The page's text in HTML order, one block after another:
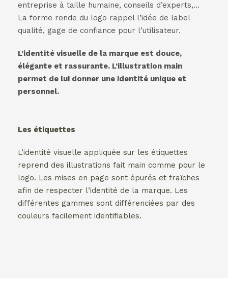
entreprise à taille humaine, conseils d’experts,…
La forme ronde du logo rappel l’idée de label
qualité, gage de confiance pour l’utilisateur.
L’identité visuelle de la marque est douce,
élégante et rassurante. L’illustration main
permet de lui donner une identité unique et
personnel.
Les étiquettes
L’identité visuelle appliquée sur les étiquettes
reprend des illustrations fait main comme pour le
logo. Les mises en page sont épurés et fraîches
afin de respecter l’identité de la marque. Les
différentes gammes sont différenciées par des
couleurs facilement identifiables.